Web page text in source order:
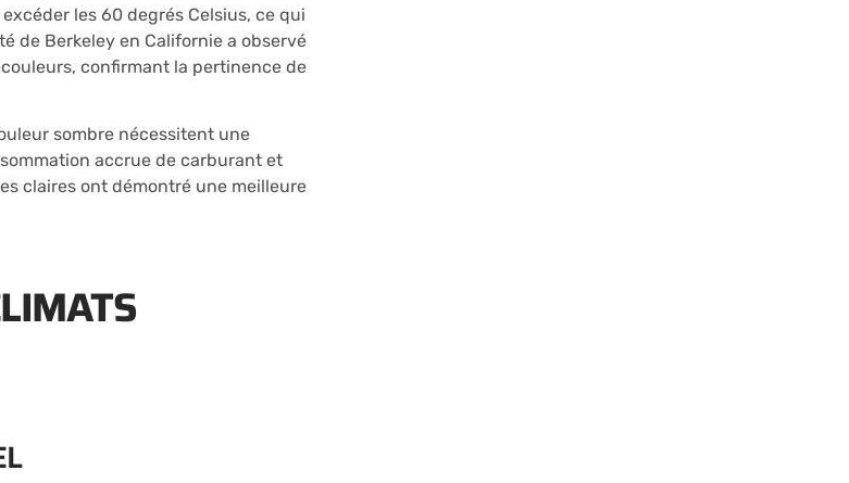
les 60 degrés Celsius, ce qui
de Berkeley en Californie a observé
confirmant la pertinence de
sombre nécessitent une
accrue de carburant et
claires ont démontré une meilleure